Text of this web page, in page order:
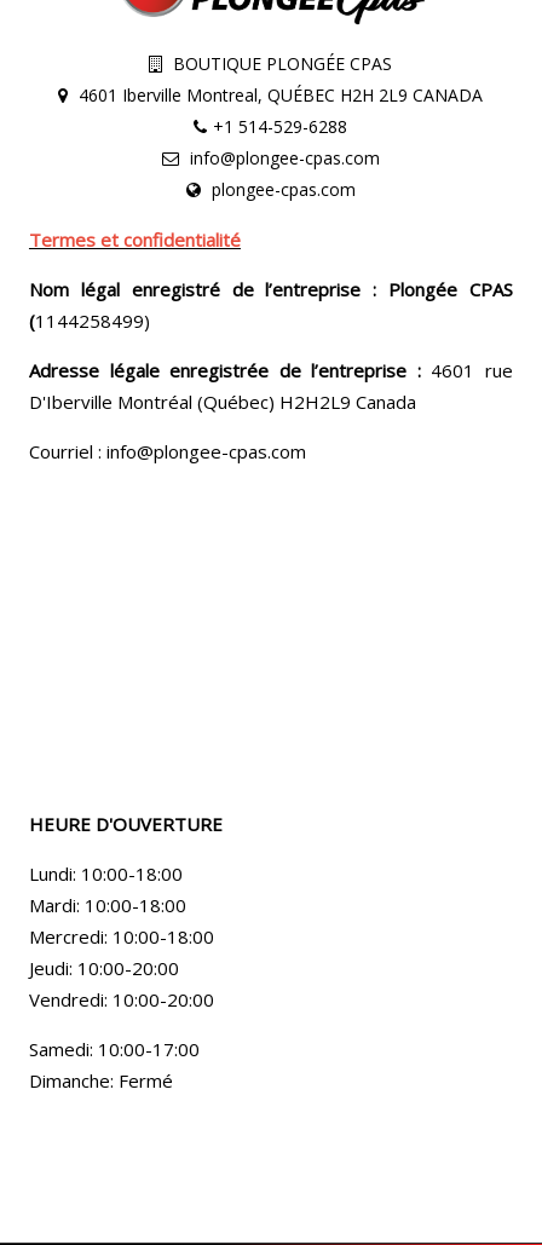
BOUTIQUE PLONGÉE CPAS
4601 Iberville Montreal, QUÉBEC H2H 2L9 CANADA
+1 514-529-6288
info@plongee-cpas.com
plongee-cpas.com
Termes et confidentialité
Nom légal enregistré de l’entreprise : Plongée CPAS
(1144258499)
Adresse légale enregistrée de l’entreprise :4601 rue
D'Iberville Montréal (Québec) H2H2L9 Canada
Courriel : info@plongee-cpas.com
HEURE D'OUVERTURE
Lundi: 10:00-18:00
Mardi: 10:00-18:00
Mercredi: 10:00-18:00
Jeudi: 10:00-20:00
Vendredi: 10:00-20:00
Samedi: 10:00-17:00
Dimanche: Fermé